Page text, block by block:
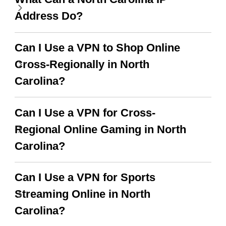
there is ads I know it’s to
vpn honestly you should
put more ads to grant us
more range and faster
WiFi but honestly the
WiFi is already fast
when I use this I just
wanted to say thank you
and keep up the good
work.
die man wechseln kann.
Favorit. Das Beste
daran ist, dass ich bis
jetzt noch keine
Werbung gesehen habe,
seit ich den kostenlosen
Dienst angefangen
habe. A 10/10.
Address Do?
Can I Use a VPN to Shop Online
Cross-Regionally in North
Carolina?
Can I Use a VPN for Cross-
Regional Online Gaming in North
Carolina?
Can I Use a VPN for Sports
Streaming Online in North
Carolina?